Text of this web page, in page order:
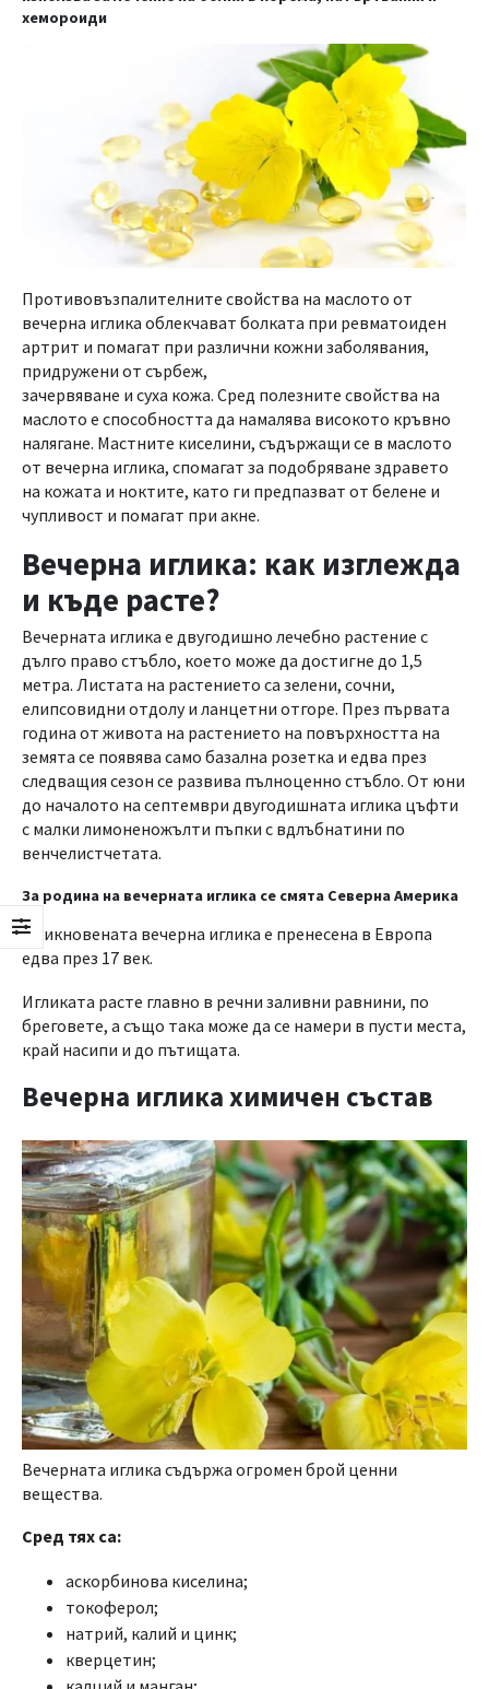
хемороиди
Противовъзпалителните свойства на маслото от
вечерна иглика облекчават болката при ревматоиден
артрит и помагат при различни кожни заболявания,
придружени от сърбеж,
зачервяване и суха кожа. Сред полезните свойства на
маслото е способността да намалява високото кръвно
налягане. Мастните киселини, съдържащи се в маслото
от вечерна иглика, спомагат за подобряване здравето
на кожата и ноктите, като ги предпазват от белене и
чупливост и помагат при акне.
Вечерна иглика: как изглежда
и къде расте?
Вечерната иглика е двугодишно лечебно растение с
дълго право стъбло, което може да достигне до 1,5
метра. Листата на растението са зелени, сочни,
елипсовидни отдолу и ланцетни отгоре. През първата
година от живота на растението на повърхността на
земята се появява само базална розетка и едва през
следващия сезон се развива пълноценно стъбло. От юни
до началото на септември двугодишната иглика цъфти
с малки лимоненожълти пъпки с вдлъбнатини по
венчелистчетата.
За родина на вечерната иглика се смята Северна Америка
Обикновената вечерна иглика е пренесена в Европа
едва през 17 век.
Игликата расте главно в речни заливни равнини, по
бреговете, а също така може да се намери в пусти места,
край насипи и до пътищата.
Вечерна иглика химичен състав
Вечерната иглика съдържа огромен брой ценни
вещества.
Сред тях са:
аскорбинова киселина;
токоферол;
натрий, калий и цинк;
кверцетин;